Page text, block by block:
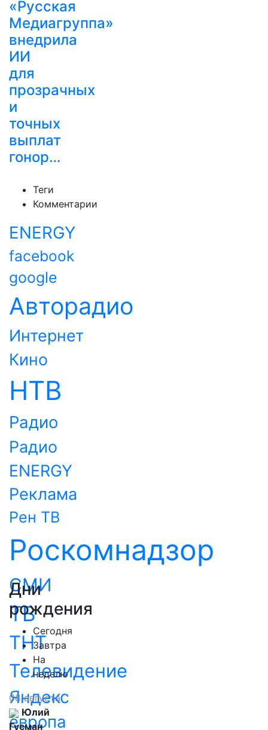
«Русская
Медиагруппа»
внедрила
ИИ
для
прозрачных
и
точных
выплат
гонор…
Теги
Комментарии
ENERGY
facebook
google
Авторадио
Интернет
Кино
НТВ
Радио
Радио
ENERGY
Реклама
Рен ТВ
Роскомнадзор
СМИ
ТВ
ТНТ
Телевидение
Яндекс
европа
Дни
рождения
Сегодня
Завтра
На
неделю
08 августа
Юлий
Гусман